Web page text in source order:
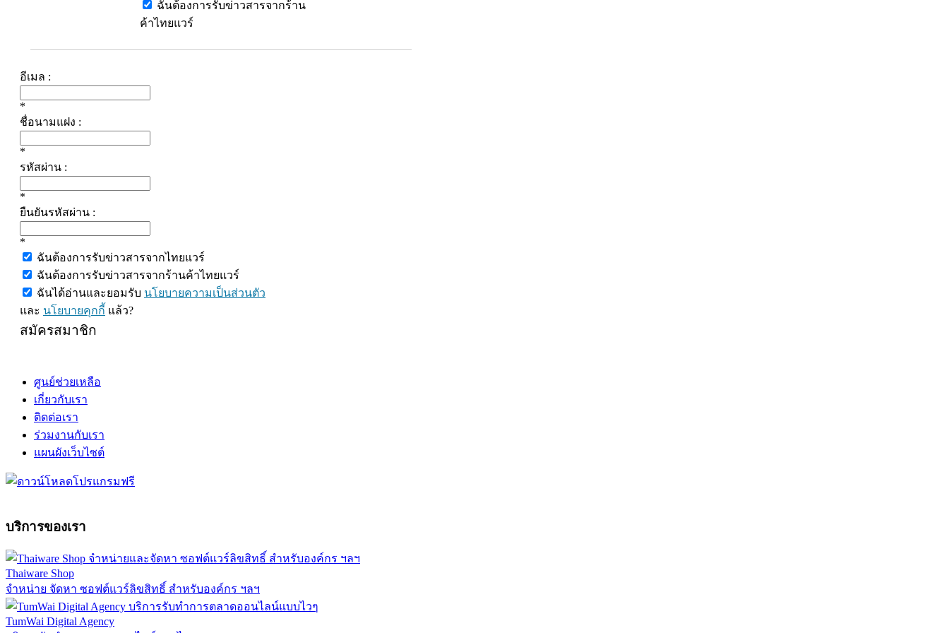
ฉันต้องการรับข่าวสารจากร้าน
ค้าไทยแวร์
อีเมล :
*
ชื่อนามแฝง :
*
รหัสผ่าน :
*
ยืนยันรหัสผ่าน :
*
ฉันต้องการรับข่าวสารจากไทยแวร์
ฉันต้องการรับข่าวสารจากร้านค้าไทยแวร์
ฉันได้อ่านและยอมรับ นโยบายความเป็นส่วนตัว
และ นโยบายคุกกี้ แล้ว?
สมัครสมาชิก
ศูนย์ช่วยเหลือ
เกี่ยวกับเรา
ติดต่อเรา
ร่วมงานกับเรา
แผนผังเว็บไซต์
บริการของเรา
Thaiware Shop
จำหน่าย จัดหา ซอฟต์แวร์ลิขสิทธิ์ สำหรับองค์กร ฯลฯ
TumWai Digital Agency